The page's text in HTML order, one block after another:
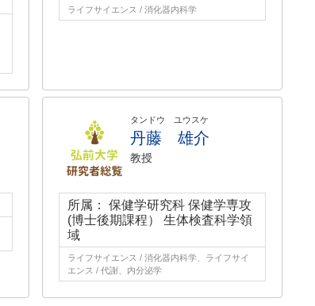
ライフサイエンス / 消化器内科学
タンドウ ユウスケ
丹藤 雄介
教授
所属： 保健学研究科 保健学専攻
(博士後期課程） 生体検査科学領
域
ライフサイエンス / 消化器内科学、ライフサイ
エンス / 代謝、内分泌学